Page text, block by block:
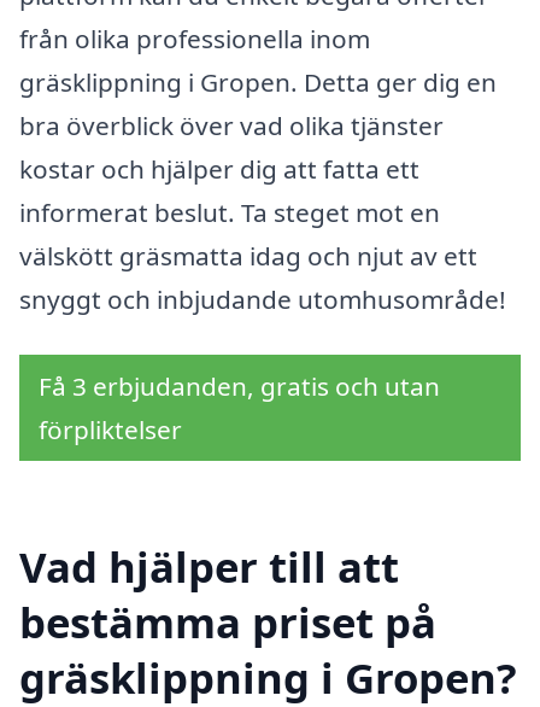
från olika professionella inom
gräsklippning i Gropen. Detta ger dig en
bra överblick över vad olika tjänster
kostar och hjälper dig att fatta ett
informerat beslut. Ta steget mot en
välskött gräsmatta idag och njut av ett
snyggt och inbjudande utomhusområde!
Få 3 erbjudanden, gratis och utan
förpliktelser
Vad hjälper till att
bestämma priset på
gräsklippning i Gropen?